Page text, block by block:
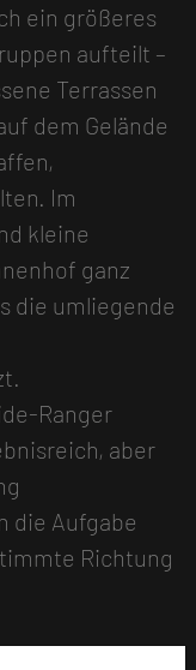
ein größeres
aufteilt –
Terrassen
dem Gelände
Im
kleine
ganz
die umliegende
Ranger
aber
die Aufgabe
Richtung